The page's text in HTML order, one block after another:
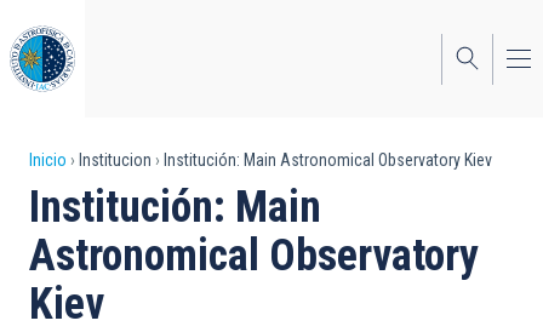
al
contenido
principal
Sobrescribir
enlaces
de
ayuda
Inicio Institucion Institución: Main Astronomical Observatory Kiev
Institución: Main
Astronomical Observatory
Kiev